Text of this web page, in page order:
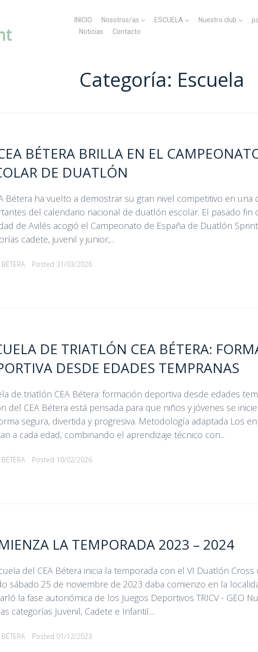
INICIO Nosotros/as ESCUELA Nuestro club
Noticias
Contacto
Categoría: Escuela
BÉTERA BRILLA EN EL
DE DUATLÓN
Bétera ha vuelto a demostrar su gran nivel competitivo en una
del calendario nacional de duatlón escolar. El pasado fin
de Avilés acogió el Campeonato de España de Duatlón
cadete, juvenil y junior,...
Posted 31/03/2026
DE TRIATLÓN CEA BÉTERA:
DESDE EDADES TEMPRANAS
de triatlón CEA Bétera: formación deportiva desde edades
del CEA Bétera está pensada para que niños y jóvenes se
segura, divertida y progresiva. Metodología adaptada Los
a cada edad, combinando el aprendizaje técnico con...
Posted 10/02/2026
LA TEMPORADA 2023 – 2024
del CEA Bétera inicia la temporada con el VI Duatlón Cross
sábado 25 de noviembre de 2023 daba comienzo en la
la fase autonómica de los Juegos Deportivos TRICV - GEO
categorías Juvenil, Cadete e Infantil....
Posted 01/12/2023